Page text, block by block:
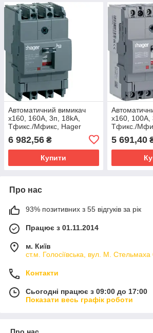
Автоматичний вимикач
x160, 160А, 3п, 18kA,
Тфикс./Мфикс, Hager
6 982,56 ₴
Купити
x160, 100А,
Тфикс./
5 691,40
Про нас
93% позитивних з 55 відгуків за рік
Працює з 01.11.2014
м. Київ
ст.м. Голосіївська, вул. М. Стельмаха
Контакти
Сьогодні працює з 09:00 до 17:00
Показати весь графік роботи